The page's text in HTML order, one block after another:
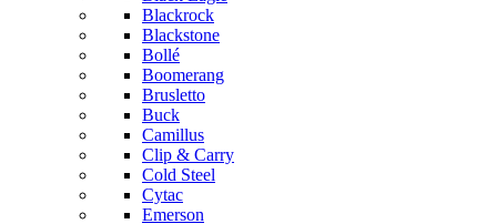
Blackrock
Blackstone
Bollé
Boomerang
Brusletto
Buck
Camillus
Clip & Carry
Cold Steel
Cytac
Emerson